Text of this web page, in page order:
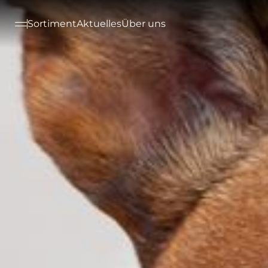
SortimentAktuellesÜber uns